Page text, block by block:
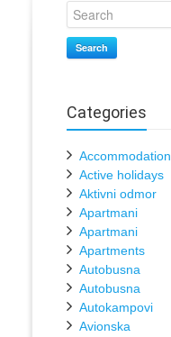
Search
Categories
Accommodation
Active holidays
Aktivni odmor
Apartmani
Apartmani
Apartments
Autobusna
Autobusna
Autokampovi
Avionska